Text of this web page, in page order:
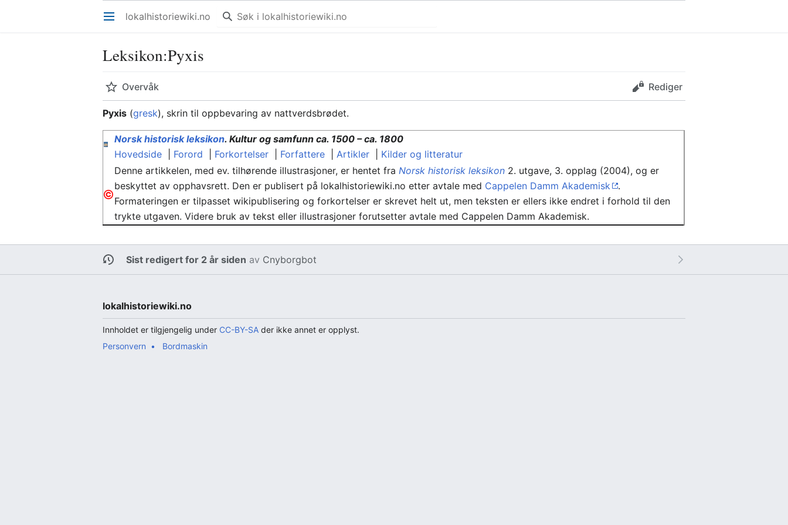
Åpne hovedmenyen lokalhistoriewiki.no
Leksikon:Pyxis
Overvåk Rediger
Pyxis (gresk), skrin til oppbevaring av nattverdsbrødet.
Norsk historisk leksikon. Kultur og samfunn ca. 1500 – ca. 1800
Hovedside
Forord Forkortelser Forfattere |Artikler
Kilder og litteratur
Denne artikkelen, med ev. tilhørende illustrasjoner, er hentet fraNorsk historisk leksikon 2. utgave, 3. opplag (2004), og er
beskyttet av opphavsrett. Den er publisert på lokalhistoriewiki.no etter avtale med Cappelen Damm Akademisk
.
Formateringen er tilpasset wikipublisering og forkortelser er skrevet helt ut, men teksten er ellers ikke endret i forhold til den
trykte utgaven. Videre bruk av tekst eller illustrasjoner forutsetter avtale med Cappelen Damm Akademisk.
Sist redigert for 2 år siden av Cnyborgbot
lokalhistoriewiki.no
Innholdet er tilgjengelig under CC-BY-SA der ikke annet er opplyst.
Personvern
Bordmaskin